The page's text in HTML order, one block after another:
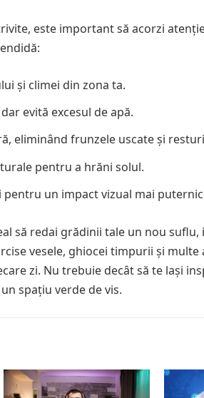
este important să acorzi
și climei din zona ta.
evită excesul de apă.
eliminând frunzele uscate și
pentru a hrăni solul.
un impact vizual mai
să redai grădinii tale un nou
vesele, ghiocei timpurii și
zi. Nu trebuie decât să te lași
spațiu verde de vis.